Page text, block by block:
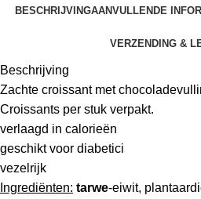
BESCHRIJVINGAANVULLENDE
VERZENDING &
Beschrijving
Zachte croissant met
Croissants per stuk verpakt.
verlaagd in calorieën
geschikt voor diabetici
vezelrijk
Ingrediënten: tarwe-eiwit,